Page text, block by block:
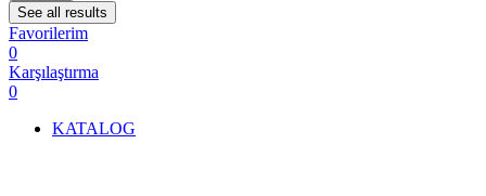
See all results
Favorilerim
0
Karşılaştırma
0
KATALOG